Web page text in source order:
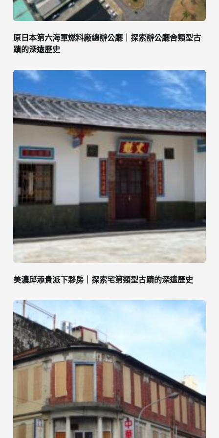
原日本第六海軍燃料廠總辦公廳｜探索辦公廳舍類型古
蹟的深遠歷史
美濃邱添貴派下夥房｜探索宅第類型古蹟的深遠歷史